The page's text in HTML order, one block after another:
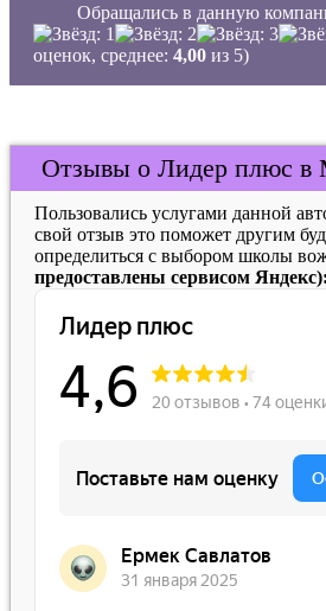
Обращались в данную
оценок, среднее: 4,00 из 5)
Отзывы о Лидер плюс в
Пользовались услугами данной
свой отзыв это поможет другим
определиться с выбором школы
предоставлены сервисом Яндекс):